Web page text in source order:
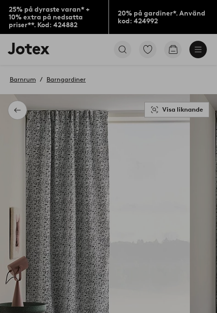
25% på dyraste varan* +
10% extra på nedsatta
priser**. Kod: 424882
20% på gardiner*. Använd
kod: 424992
Jotex
logotyp
till
Gå
Gå
Tillbaka
Barnrum Barngardiner
Visa liknande